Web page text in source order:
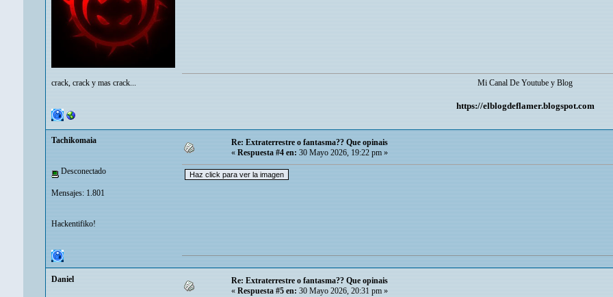
crack, crack y mas crack... Mi Canal De Youtube y Blog
https://elblogdeflamer.blogspot.com
Tachikomaia
Desconectado
Mensajes: 1.801
Hackentifiko!
Re: Extraterrestre o fantasma?? Que opinais
«Respuesta #4 en:30 Mayo 2026, 19:22 pm »
Danielㅤ
Re: Extraterrestre o fantasma?? Que opinais
« Respuesta #5 en: 30 Mayo 2026, 20:31 pm »